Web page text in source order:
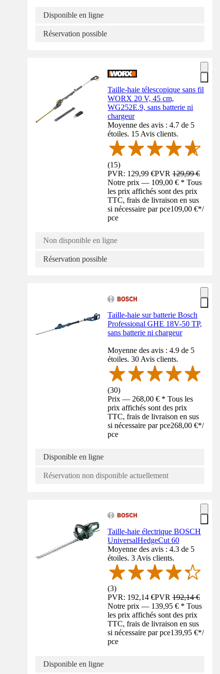
Disponible en ligne
Réservation possible
Taille-haie télescopique sans fil
WORX 20 V, 45 cm,
WG252E.9, sans batterie ni
chargeur
Moyenne des avis : 4.7 de 5
étoiles. 15 Avis clients.
(15)
PVR: 129,99 €PVR129,99 €
Notre prix — 109,00 € * Tous
les prix affichés sont des prix
TTC, frais de livraison en sus
si nécessaire par pce109,00 €*/
pce
Non disponible en ligne
Réservation possible
Taille-haie sur batterie Bosch
Professional GHE 18V-50 TP,
sans batterie ni chargeur
Moyenne des avis : 4.9 de 5
étoiles. 30 Avis clients.
(30)
Prix — 268,00 € * Tous les
prix affichés sont des prix
TTC, frais de livraison en sus
si nécessaire par pce268,00 €*/
pce
Disponible en ligne
Réservation non disponible actuellement
Taille-haie électrique BOSCH
UniversalHedgeCut 60
Moyenne des avis : 4.3 de 5
étoiles. 3 Avis clients.
(3)
PVR: 192,14 €PVR192,14 €
Notre prix — 139,95 € * Tous
les prix affichés sont des prix
TTC, frais de livraison en sus
si nécessaire par pce139,95 €*/
pce
Disponible en ligne